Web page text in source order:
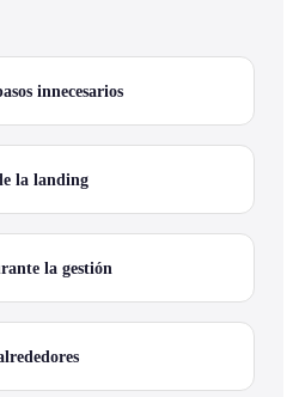
innecesarios
la landing
la gestión